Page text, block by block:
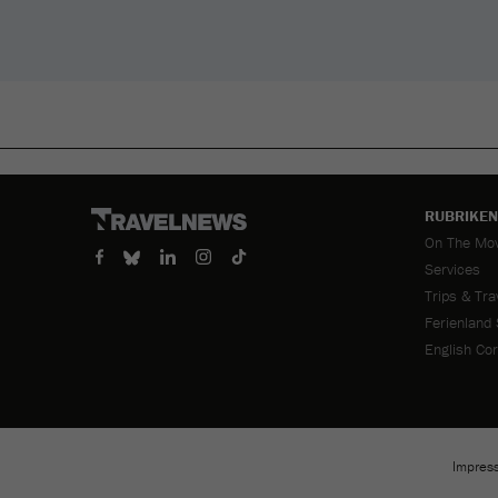
RUBRIKEN
Navigation
On The
Services
Trips &
Ferienland
English